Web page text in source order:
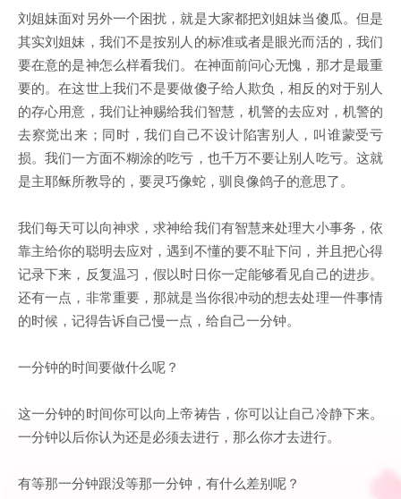
刘姐妹面对另外一个困扰，就是大家都把刘姐妹当傻瓜。但是
其实刘姐妹，我们不是按别人的标准或者是眼光而活的，我们
要在意的是神怎么样看我们。在神面前问心无愧，那才是最重
要的。在这世上我们不是要做傻子给人欺负，相反的对于别人
的存心用意，我们让神赐给我们智慧，机警的去应对，机警的
去察觉出来；同时，我们自己不设计陷害别人，叫谁蒙受亏
损。我们一方面不糊涂的吃亏，也千万不要让别人吃亏。这就
是主耶稣所教导的，要灵巧像蛇，驯良像鸽子的意思了。
我们每天可以向神求，求神给我们有智慧来处理大小事务，依
靠主给你的聪明去应对，遇到不懂的要不耻下问，并且把心得
记录下来，反复温习，假以时日你一定能够看见自己的进步。
还有一点，非常重要，那就是当你很冲动的想去处理一件事情
的时候，记得告诉自己慢一点，给自己一分钟。
一分钟的时间要做什么呢？
这一分钟的时间你可以向上帝祷告，你可以让自己冷静下来。
一分钟以后你认为还是必须去进行，那么你才去进行。
有等那一分钟跟没等那一分钟，有什么差别呢？